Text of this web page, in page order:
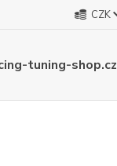
CZK
tuning-shop.cz